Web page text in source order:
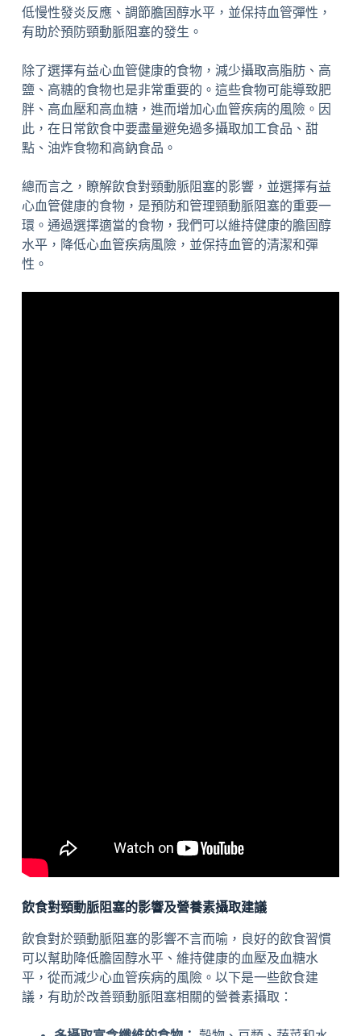
低慢性發炎反應、調節膽固醇水平，並保持血管彈性，
有助於預防頸動脈阻塞的發生。
除了選擇有益心血管健康的食物，減少攝取高脂肪、高
鹽、高糖的食物也是非常重要的。這些食物可能導致肥
胖、高血壓和高血糖，進而增加心血管疾病的風險。因
此，在日常飲食中要盡量避免過多攝取加工食品、甜
點、油炸食物和高鈉食品。
總而言之，瞭解飲食對頸動脈阻塞的影響，並選擇有益
心血管健康的食物，是預防和管理頸動脈阻塞的重要一
環。通過選擇適當的食物，我們可以維持健康的膽固醇
水平，降低心血管疾病風險，並保持血管的清潔和彈
性。
飲食對頸動脈阻塞的影響及營養素攝取建議
飲食對於頸動脈阻塞的影響不言而喻，良好的飲食習慣
可以幫助降低膽固醇水平、維持健康的血壓及血糖水
平，從而減少心血管疾病的風險。以下是一些飲食建
議，有助於改善頸動脈阻塞相關的營養素攝取：